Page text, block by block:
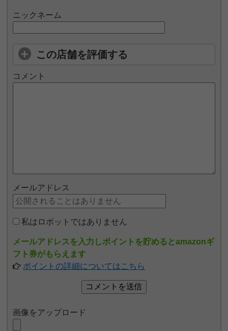
ニックネーム
この店舗を評価する
コメント
メールアドレス
私はロボットではありません
メールアドレスを入力しポイントを貯めるとamazonギ
フト券がもらえます
ポイントの詳細についてはこちら
画像をアップロード